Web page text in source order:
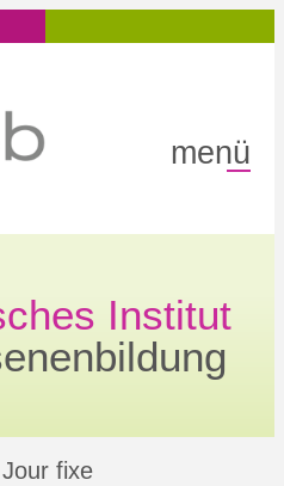
menü
Institut
Jour fixe